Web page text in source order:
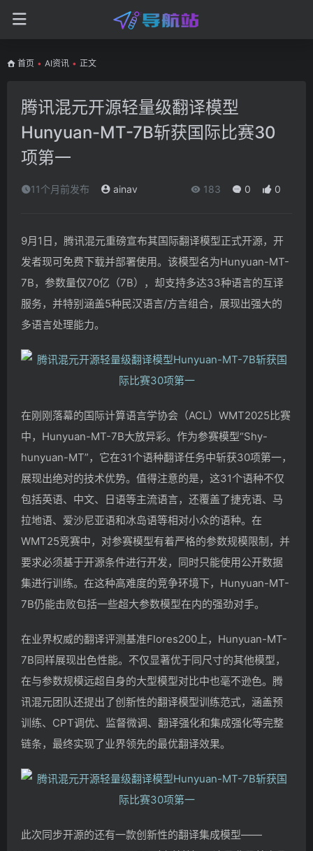
首页 • AI资讯 • 正文
腾讯混元开源轻量级翻译模型
Hunyuan-MT-7B斩获国际比赛30
项第一
11个月前发布 ainav 183 0 0
9月1日，腾讯混元重磅宣布其国际翻译模型正式开源，开
发者现可免费下载并部署使用。该模型名为Hunyuan-MT-
7B，参数量仅70亿（7B），却支持多达33种语言的互译
服务，并特别涵盖5种民汉语言/方言组合，展现出强大的
多语言处理能力。
在刚刚落幕的国际计算语言学协会（ACL）WMT2025比赛
中，Hunyuan-MT-7B大放异彩。作为参赛模型“Shy-
hunyuan-MT”，它在31个语种翻译任务中斩获30项第一，
展现出绝对的技术优势。值得注意的是，这31个语种不仅
包括英语、中文、日语等主流语言，还覆盖了捷克语、马
拉地语、爱沙尼亚语和冰岛语等相对小众的语种。在
WMT25竞赛中，对参赛模型有着严格的参数规模限制，并
要求必须基于开源条件进行开发，同时只能使用公开数据
集进行训练。在这种高难度的竞争环境下，Hunyuan-MT-
7B仍能击败包括一些超大参数模型在内的强劲对手。
在业界权威的翻译评测基准Flores200上，Hunyuan-MT-
7B同样展现出色性能。不仅显著优于同尺寸的其他模型，
在与参数规模远超自身的大型模型对比中也毫不逊色。腾
讯混元团队还提出了创新性的翻译模型训练范式，涵盖预
训练、CPT调优、监督微调、翻译强化和集成强化等完整
链条，最终实现了业界领先的最优翻译效果。
此次同步开源的还有一款创新性的翻译集成模型——